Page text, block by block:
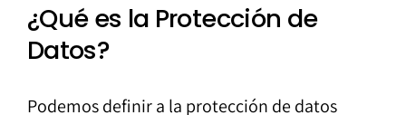
Canal Denuncias
¿Qué es la Protección de
Datos?
Podemos definir a la protección de datos